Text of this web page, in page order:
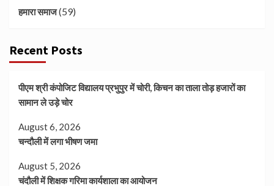
हमारा समाज(59)
Recent Posts
पीएम श्री कंपोजिट विद्यालय प्रभुपुर में चोरी, किचन का ताला तोड़ हजारों का
सामान ले उड़े चोर
August 6, 2026
चन्दौली में लगा भीषण जमा
August 5, 2026
चंदौली में शिक्षक गरिमा कार्यशाला का आयोजन